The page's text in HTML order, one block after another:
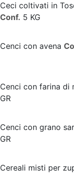
Ceci coltivati in
Conf. 5 KG
Cenci con avena
Cenci con farina di
GR
Cenci con grano
GR
Cereali misti per